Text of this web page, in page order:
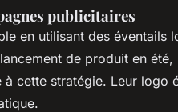
publicitaires
en utilisant des éventails
de produit en été,
cette stratégie. Leur logo